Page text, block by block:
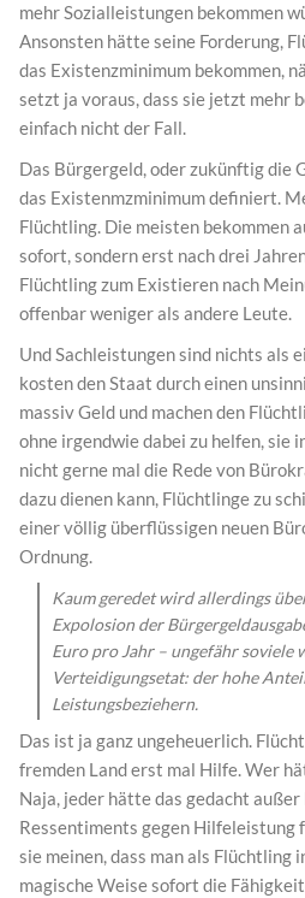
mehr Sozialleistungen bekommen
Ansonsten hätte seine Forderung,
das Existenzminimum bekommen,
setzt ja voraus, dass sie jetzt mehr
einfach nicht der Fall.
Das Bürgergeld, oder zukünftig die
das Existenmzminimum definiert.
Flüchtling. Die meisten bekommen
sofort, sondern erst nach drei
Flüchtling zum Existieren nach
offenbar weniger als andere Leute.
Und Sachleistungen sind nichts als
kosten den Staat durch einen
massiv Geld und machen den
ohne irgendwie dabei zu helfen, sie
nicht gerne mal die Rede von
dazu dienen kann, Flüchtlinge zu
einer völlig überflüssigen neuen
Ordnung.
Kaum geredet wird allerdings
Expolosion der
Euro pro Jahr – ungefähr soviele
Verteidigungsetat: der hohe
Leistungsbeziehern.
Das ist ja ganz ungeheuerlich.
fremden Land erst mal Hilfe. Wer
Naja, jeder hätte das gedacht
Ressentiments gegen Hilfeleistung
sie meinen, dass man als Flüchtling
magische Weise sofort die